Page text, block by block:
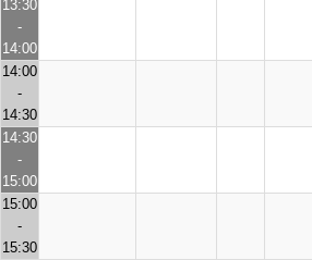
13:30
-
14:00
14:00
-
14:30
14:30
-
15:00
15:00
-
15:30